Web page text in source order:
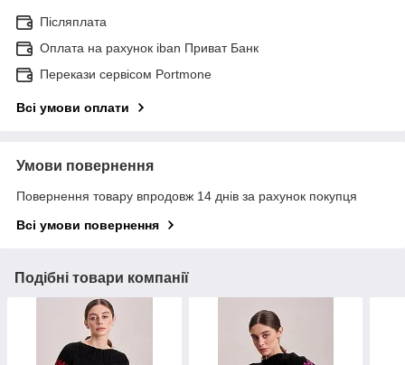
Післяплата
Оплата на рахунок iban Приват Банк
Перекази сервісом Portmone
Всі умови оплати
Умови повернення
Повернення товару впродовж 14 днів за рахунок покупця
Всі умови повернення
Подібні товари компанії